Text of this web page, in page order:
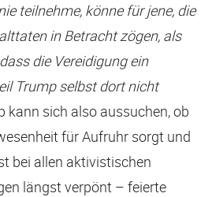
teilnehme, könne für jene, die
in Betracht zögen, als
die Vereidigung ein
Trump selbst dort nicht
kann sich also aussuchen, ob
für Aufruhr sorgt und
bei allen aktivistischen
längst verpönt – feierte